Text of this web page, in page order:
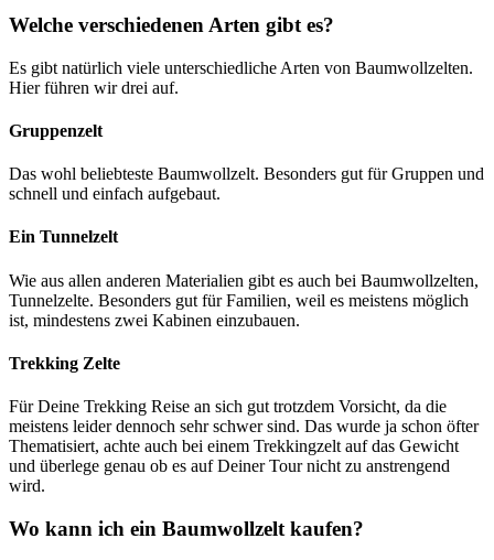
Welche verschiedenen Arten gibt es?
Es gibt natürlich viele unterschiedliche Arten von Baumwollzelten.
Hier führen wir drei auf.
Gruppenzelt
Das wohl beliebteste Baumwollzelt. Besonders gut für Gruppen und
schnell und einfach aufgebaut.
Ein Tunnelzelt
Wie aus allen anderen Materialien gibt es auch bei Baumwollzelten,
Tunnelzelte. Besonders gut für Familien, weil es meistens möglich
ist, mindestens zwei Kabinen einzubauen.
Trekking Zelte
Für Deine Trekking Reise an sich gut trotzdem Vorsicht, da die
meistens leider dennoch sehr schwer sind. Das wurde ja schon öfter
Thematisiert, achte auch bei einem Trekkingzelt auf das Gewicht
und überlege genau ob es auf Deiner Tour nicht zu anstrengend
wird.
Wo kann ich ein Baumwollzelt kaufen?